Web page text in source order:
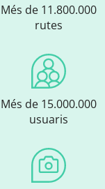
Més de 11.800.000
rutes
Més de 15.000.000
usuaris